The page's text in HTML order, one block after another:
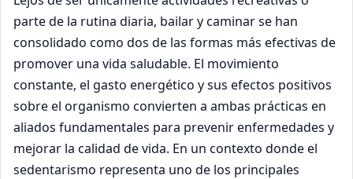
parte de la rutina diaria, bailar y caminar se han
consolidado como dos de las formas más efectivas de
promover una vida saludable. El movimiento
constante, el gasto energético y sus efectos positivos
sobre el organismo convierten a ambas prácticas en
aliados fundamentales para prevenir enfermedades y
mejorar la calidad de vida. En un contexto donde el
sedentarismo representa uno de los principales